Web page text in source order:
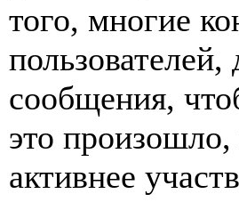
того, многие
сообщения,
это произошло,
активнее